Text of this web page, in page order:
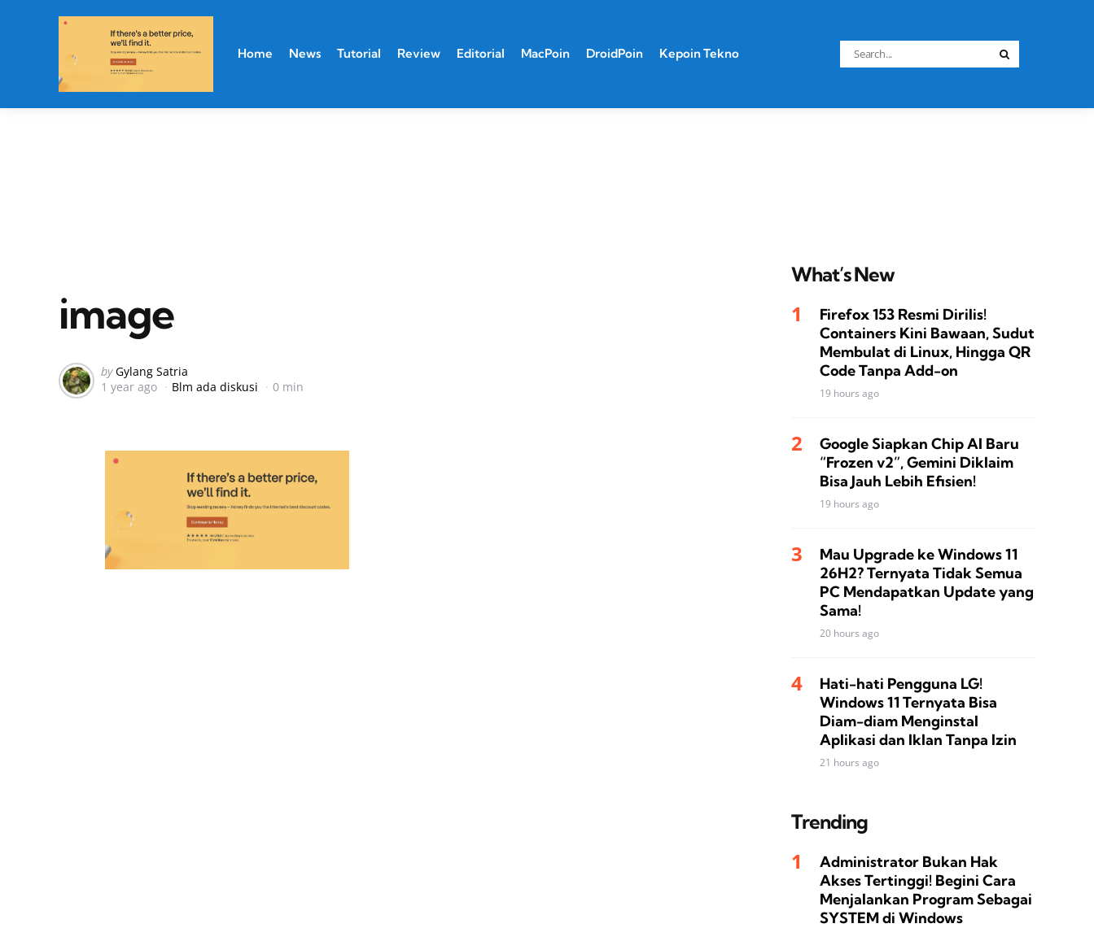
Home News Tutorial Review Editorial MacPoin DroidPoin Kepoin Tekno
Search
for:
image
Posted
by
by Gylang Satria
1 year ago
Blm ada diskusi 0 min
What’s New
Firefox 153 Resmi Dirilis!
Containers Kini Bawaan, Sudut
Membulat di Linux, Hingga QR
Code Tanpa Add-on
19 hours ago
Google Siapkan Chip AI Baru
“Frozen v2”, Gemini Diklaim
Bisa Jauh Lebih Efisien!
19 hours ago
Mau Upgrade ke Windows 11
26H2? Ternyata Tidak Semua
PC Mendapatkan Update yang
Sama!
20 hours ago
Hati-hati Pengguna LG!
Windows 11 Ternyata Bisa
Diam-diam Menginstal
Aplikasi dan Iklan Tanpa Izin
21 hours ago
Trending
Administrator Bukan Hak
Akses Tertinggi! Begini Cara
Menjalankan Program Sebagai
SYSTEM di Windows